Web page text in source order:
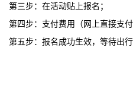
第三步：在活动贴上报名；
第四步：支付费用（网上直接支
第五步：报名成功生效，等待出行